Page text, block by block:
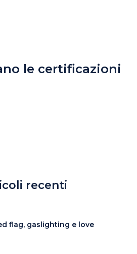
le certificazioni
recenti
flag, gaslighting e love